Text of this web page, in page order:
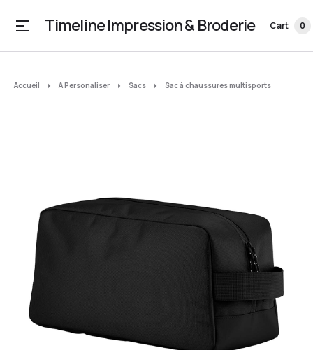
Timeline Impression & Broderie Cart 0
Accueil A Personaliser Sacs Sac à chaussures multisports